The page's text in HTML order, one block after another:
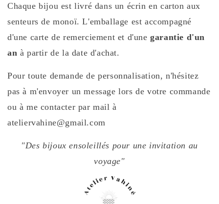
Chaque bijou est livré dans un écrin en carton aux
senteurs de monoï. L'emballage est accompagné
d'une carte de remerciement et d'unegarantie d'un
an à partir de la date d'achat.
Pour toute demande de personnalisation, n'hésitez
pas à m'envoyer un message lors de votre commande
ou à me contacter par mail à
ateliervahine@gmail.com
"Des bijoux ensoleillés pour une invitation au
voyage"